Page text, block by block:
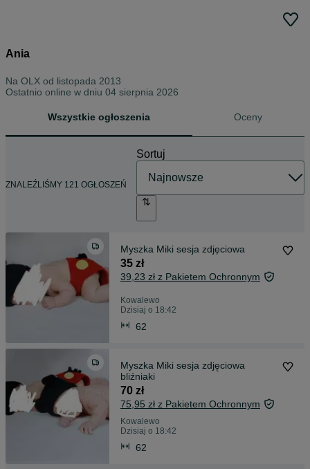
Ania
Na OLX od listopada 2013
Ostatnio online w dniu 04 sierpnia 2026
Wszystkie ogłoszenia Oceny
ZNALEŹLIŚMY 121 OGŁOSZEŃ
Sortuj
Myszka Miki sesja zdjęciowa
35 zł
39,23 zł z Pakietem Ochronnym
Kowalewo
Dzisiaj o 18:42
62
Myszka Miki sesja zdjęciowa
bliźniaki
70 zł
75,95 zł z Pakietem Ochronnym
Kowalewo
Dzisiaj o 18:42
62